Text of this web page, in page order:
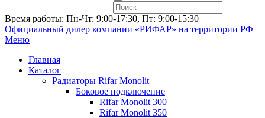
Время работы: Пн-Чт: 9:00-17:30, Пт: 9:00-15:30
Официальный дилер компании «РИФАР» на территории РФ
Меню
Главная
Каталог
Радиаторы Rifar Monolit
Боковое подключение
Rifar Monolit 300
Rifar Monolit 350